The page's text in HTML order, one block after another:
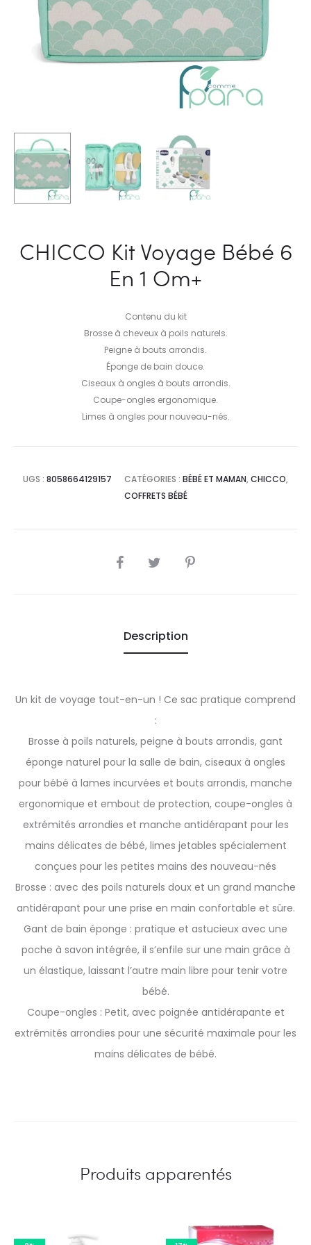
CHICCO Kit Voyage Bébé 6
En 1 Om+
Contenu du kit
Brosse à cheveux à poils naturels.
Peigne à bouts arrondis.
Éponge de bain douce.
Ciseaux à ongles à bouts arrondis.
Coupe-ongles ergonomique.
Limes à ongles pour nouveau-nés.
UGS : 8058664129157 CATÉGORIES : BÉBÉ ET MAMAN, CHICCO,
COFFRETS BÉBÉ
SHARE
Description
Un kit de voyage tout-en-un ! Ce sac pratique comprend
:
Brosse à poils naturels, peigne à bouts arrondis, gant
éponge naturel pour la salle de bain, ciseaux à ongles
pour bébé à lames incurvées et bouts arrondis, manche
ergonomique et embout de protection, coupe-ongles à
extrémités arrondies et manche antidérapant pour les
mains délicates de bébé, limes jetables spécialement
conçues pour les petites mains des nouveau-nés
Brosse : avec des poils naturels doux et un grand manche
antidérapant pour une prise en main confortable et sûre.
Gant de bain éponge : pratique et astucieux avec une
poche à savon intégrée, il s’enfile sur une main grâce à
un élastique, laissant l’autre main libre pour tenir votre
bébé.
Coupe-ongles : Petit, avec poignée antidérapante et
extrémités arrondies pour une sécurité maximale pour les
mains délicates de bébé.
Produits apparentés